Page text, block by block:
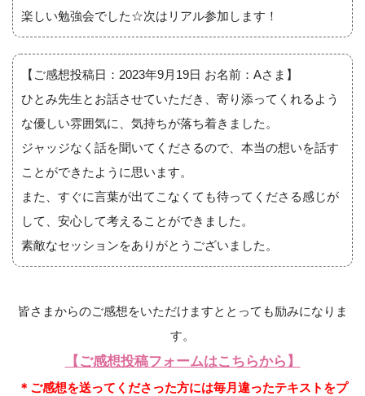
楽しい勉強会でした☆次はリアル参加します！
【ご感想投稿日：2023年9月19日 お名前：Aさま】
ひとみ先生とお話させていただき、寄り添ってくれるよう
な優しい雰囲気に、気持ちが落ち着きました。
ジャッジなく話を聞いてくださるので、本当の想いを話す
ことができたように思います。
また、すぐに言葉が出てこなくても待ってくださる感じが
して、安心して考えることができました。
素敵なセッションをありがとうございました。
皆さまからのご感想をいただけますととっても励みになりま
す。
【ご感想投稿フォームはこちらから】
＊ご感想を送ってくださった方には毎月違ったテキストをプ